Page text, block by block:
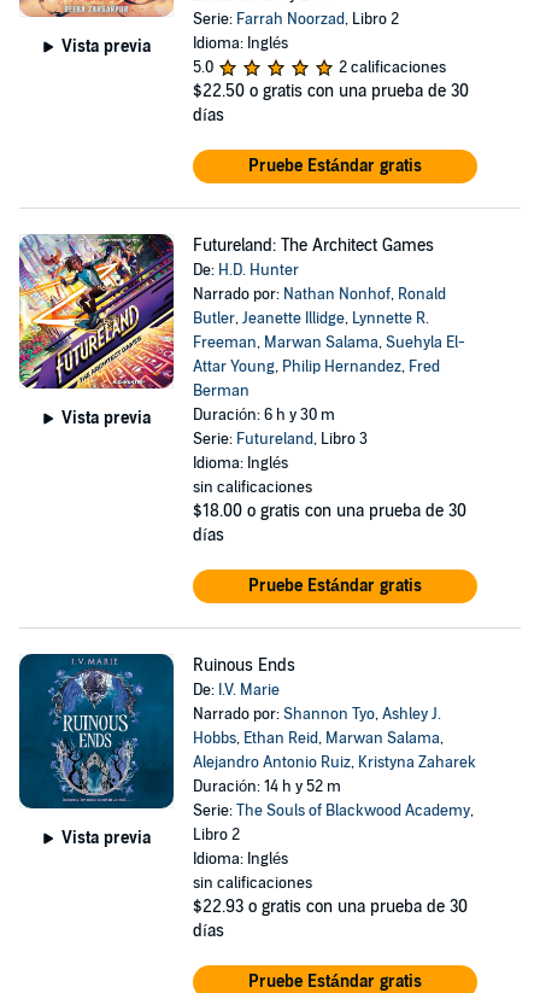
Vista previa
Serie: Farrah Noorzad, Libro 2
Idioma: Inglés
5.0
2 calificaciones
$22.50 o gratis con una prueba de 30
días
Pruebe Estándar gratis
Vista previa
Futureland: The Architect Games
De: H.D. Hunter
Narrado por: Nathan Nonhof, Ronald
Butler,Jeanette Illidge, Lynnette R.
Freeman, Marwan Salama,Suehyla El-
Attar Young, Philip Hernandez, Fred
Berman
Duración: 6 h y 30 m
Serie: Futureland, Libro 3
Idioma: Inglés
sin calificaciones
$18.00 o gratis con una prueba de 30
días
Pruebe Estándar gratis
Vista previa
Ruinous Ends
De: I.V. Marie
Narrado por:Shannon Tyo,Ashley J.
Hobbs, Ethan Reid, Marwan Salama,
Alejandro Antonio Ruiz, Kristyna Zaharek
Duración: 14 h y 52 m
Serie:The Souls of Blackwood Academy,
Libro 2
Idioma: Inglés
sin calificaciones
$22.93 o gratis con una prueba de 30
días
Pruebe Estándar gratis